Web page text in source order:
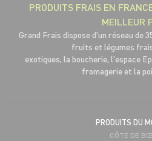
PRODUITS FRAIS EN
MEILLEUR
Grand Frais dispose d'un réseau de
fruits et légumes
exotiques, la boucherie, l'espace
fromagerie et la
PRODUITS DU
CÔTE DE